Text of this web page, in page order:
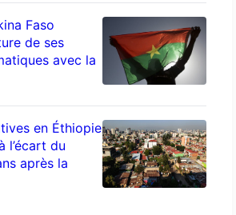
Faso
de ses
avec la
en Éthiopie
l’écart du
après la